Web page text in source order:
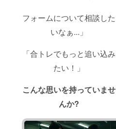
フォームについて相談した
いなぁ...」
「合トレでもっと追い込み
たい！」
こんな思いを持っていませ
んか?